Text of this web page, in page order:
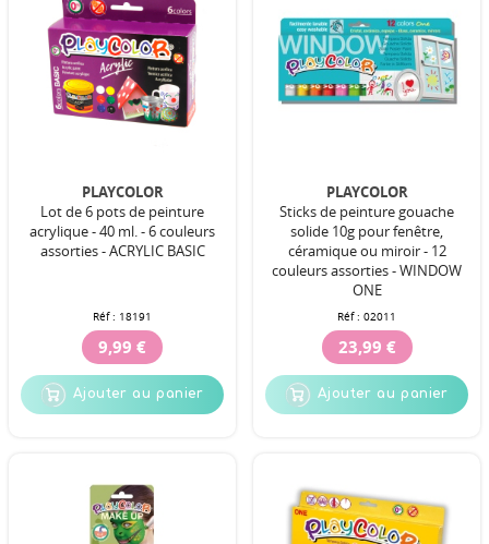
PLAYCOLOR
Lot de 6 pots de peinture
acrylique - 40 ml. - 6 couleurs
assorties - ACRYLIC BASIC
Réf : 18191
9,99 €
Ajouter au panier
PLAYCOLOR
Sticks de peinture gouache
solide 10g pour fenêtre,
céramique ou miroir - 12
couleurs assorties - WINDOW
ONE
Réf : 02011
23,99 €
Ajouter au panier